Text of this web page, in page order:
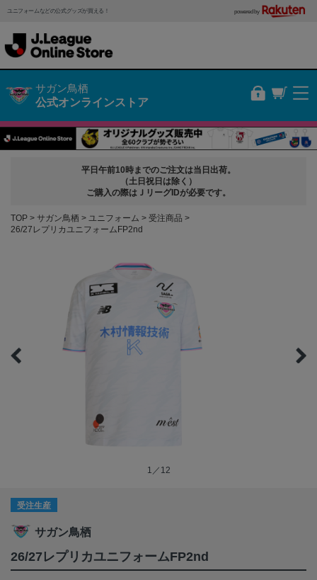
ユニフォームなどの公式グッズが買える！ powered by
サガン鳥栖
公式オンラインストア
平日午前10時までのご注文は当日出荷。
（土日祝日は除く）
ご購入の際はＪリーグIDが必要です。
TOP サガン鳥栖 ユニフォーム
受注商品
26/27レプリカユニフォームFP2nd
1／12
受注生産
サガン鳥栖
26/27レプリカユニフォームFP2nd